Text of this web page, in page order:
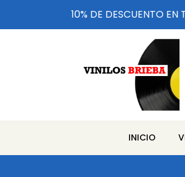
10% DE DESCUENTO EN
INICIO